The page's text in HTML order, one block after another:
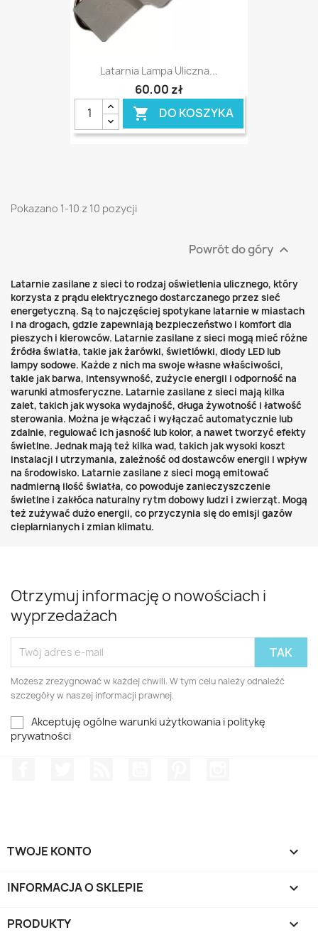
Latarnia Lampa Uliczna...
60,00 zł
 DO KOSZYKA
Pokazano 1-10 z 10 pozycji
Powrót do góry 
Latarnie zasilane z sieci to rodzaj oświetlenia ulicznego, który
korzysta z prądu elektrycznego dostarczanego przez sieć
energetyczną. Są to najczęściej spotykane latarnie w miastach
i na drogach, gdzie zapewniają bezpieczeństwo i komfort dla
pieszych i kierowców. Latarnie zasilane z sieci mogą mieć różne
źródła światła, takie jak żarówki, świetlówki, diody LED lub
lampy sodowe. Każde z nich ma swoje własne właściwości,
takie jak barwa, intensywność, zużycie energii i odporność na
warunki atmosferyczne. Latarnie zasilane z sieci mają kilka
zalet, takich jak wysoka wydajność, długa żywotność i łatwość
sterowania. Można je włączać i wyłączać automatycznie lub
zdalnie, regulować ich jasność lub kolor, a nawet tworzyć efekty
świetlne. Jednak mają też kilka wad, takich jak wysoki koszt
instalacji i utrzymania, zależność od dostawców energii i wpływ
na środowisko. Latarnie zasilane z sieci mogą emitować
nadmierną ilość światła, co powoduje zanieczyszczenie
świetlne i zakłóca naturalny rytm dobowy ludzi i zwierząt. Mogą
też zużywać dużo energii, co przyczynia się do emisji gazów
cieplarnianych i zmian klimatu.
Otrzymuj informację o nowościach i
wyprzedażach
Możesz zrezygnować w każdej chwili. W tym celu należy odnaleźć
szczegóły w naszej informacji prawnej.
Akceptuję ogólne warunki użytkowania i politykę
prywatności
TWOJE KONTO 
INFORMACJA O SKLEPIE keyboard_arrow_down
PRODUKTY 